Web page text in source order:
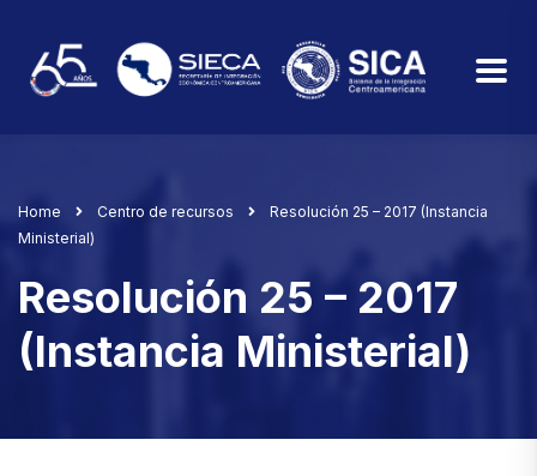
Home Centro de recursos
Resolución 25 – 2017 (Instancia
Ministerial)
Resolución 25 – 2017
(Instancia Ministerial)